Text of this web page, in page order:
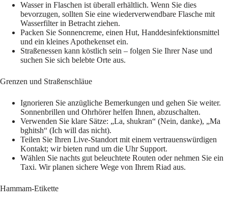
Wasser in Flaschen ist überall erhältlich. Wenn Sie dies
bevorzugen, sollten Sie eine wiederverwendbare Flasche mit
Wasserfilter in Betracht ziehen.
Packen Sie Sonnencreme, einen Hut, Handdesinfektionsmittel
und ein kleines Apothekenset ein.
Straßenessen kann köstlich sein – folgen Sie Ihrer Nase und
suchen Sie sich belebte Orte aus.
Grenzen und Straßenschläue
Ignorieren Sie anzügliche Bemerkungen und gehen Sie weiter.
Sonnenbrillen und Ohrhörer helfen Ihnen, abzuschalten.
Verwenden Sie klare Sätze: „La, shukran“ (Nein, danke), „Ma
bghitsh“ (Ich will das nicht).
Teilen Sie Ihren Live-Standort mit einem vertrauenswürdigen
Kontakt; wir bieten rund um die Uhr Support.
Wählen Sie nachts gut beleuchtete Routen oder nehmen Sie ein
Taxi. Wir planen sichere Wege von Ihrem Riad aus.
Hammam-Etikette